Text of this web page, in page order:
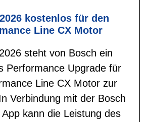
kostenlos für den
Line CX Motor
steht von Bosch ein
Performance Upgrade für
Line CX Motor zur
Verbindung mit der Bosch
kann die Leistung des